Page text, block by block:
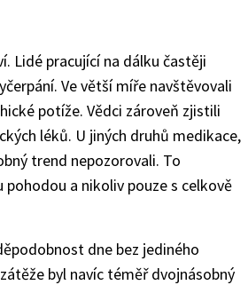
Lidé pracující na dálku častěji
Ve větší míře navštěvovali
potíže. Vědci zároveň zjistili
léků. U jiných druhů medikace,
trend nepozorovali. To
pohodou a nikoliv pouze s celkově
dne bez jediného
byl navíc téměř dvojnásobný